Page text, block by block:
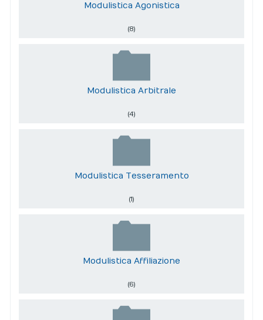
Extranet
Calendario
Modulistica Agonistica
(8)
Modulistica Arbitrale
(4)
Modulistica Tesseramento
(1)
Modulistica Affiliazione
(6)